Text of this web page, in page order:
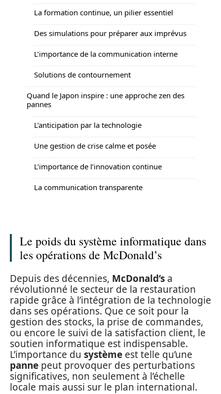
La formation continue, un pilier essentiel
Des simulations pour préparer aux imprévus
L’importance de la communication interne
Solutions de contournement
Quand le Japon inspire : une approche zen des
pannes
L’anticipation par la technologie
Une gestion de crise calme et posée
L’importance de l’innovation continue
La communication transparente
Le poids du système informatique dans
les opérations de McDonald’s
Depuis des décennies, McDonald’s a
révolutionné le secteur de la restauration
rapide grâce à l’intégration de la technologie
dans ses opérations. Que ce soit pour la
gestion des stocks, la prise de commandes,
ou encore le suivi de la satisfaction client, le
soutien informatique est indispensable.
L’importance du système est telle qu’une
panne peut provoquer des perturbations
significatives, non seulement à l’échelle
locale mais aussi sur le plan international.